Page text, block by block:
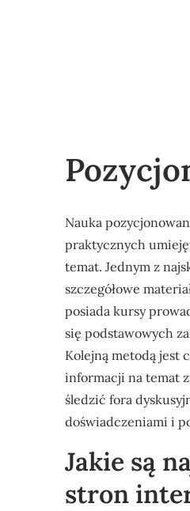
Nauka
praktycznych
temat. Jednym z
szczegółowe
posiada kursy
się podstawowych
Kolejną metodą jest
informacji na temat
śledzić fora
doświadczeniami i
Jakie są
stron